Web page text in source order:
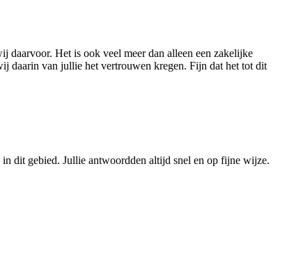
daarvoor. Het is ook veel meer dan alleen een zakelijke
daarin van jullie het vertrouwen kregen. Fijn dat het tot dit
dit gebied. Jullie antwoordden altijd snel en op fijne wijze.